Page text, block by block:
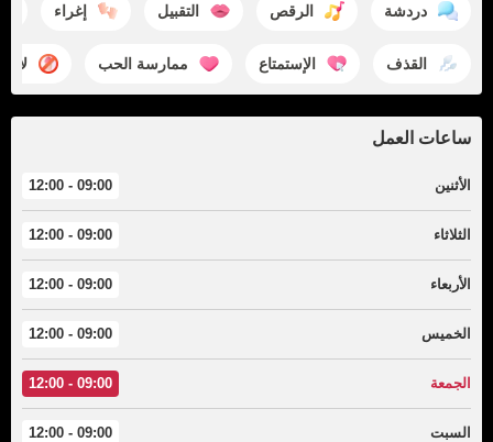
دردشة الرقص التقبيل إغراء
القذف الإستمتاع ممارسة الحب لا
ساعات العمل
الأثنين 09:00 - 12:00
الثلاثاء 09:00 - 12:00
الأربعاء 09:00 - 12:00
الخميس 09:00 - 12:00
الجمعة 09:00 - 12:00
السبت 09:00 - 12:00